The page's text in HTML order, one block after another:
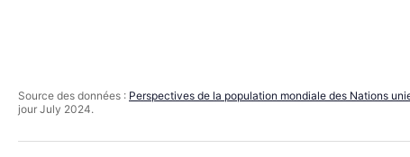
Source des données : Perspectives de la population mondiale des Nations
jour July 2024.